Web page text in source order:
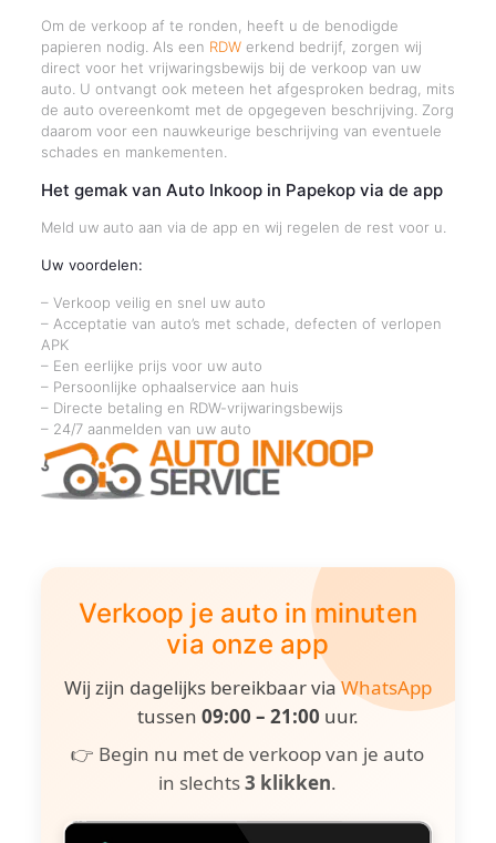
Om de verkoop af te ronden, heeft u de benodigde
papieren nodig. Als een RDWerkend bedrijf, zorgen wij
direct voor het vrijwaringsbewijs bij de verkoop van uw
auto. U ontvangt ook meteen het afgesproken bedrag, mits
de auto overeenkomt met de opgegeven beschrijving. Zorg
daarom voor een nauwkeurige beschrijving van eventuele
schades en mankementen.
Het gemak van Auto Inkoop in Papekop via de app
Meld uw auto aan via de app en wij regelen de rest voor u.
Uw voordelen:
– Verkoop veilig en snel uw auto
– Acceptatie van auto’s met schade, defecten of verlopen
APK
– Een eerlijke prijs voor uw auto
– Persoonlijke ophaalservice aan huis
– Directe betaling en RDW-vrijwaringsbewijs
– 24/7 aanmelden van uw auto
Verkoop je auto in minuten
via onze app
Wij zijn dagelijks bereikbaar viaWhatsApp
tussen 09:00 – 21:00 uur.
👉 Begin nu met de verkoop van je auto
in slechts3 klikken.